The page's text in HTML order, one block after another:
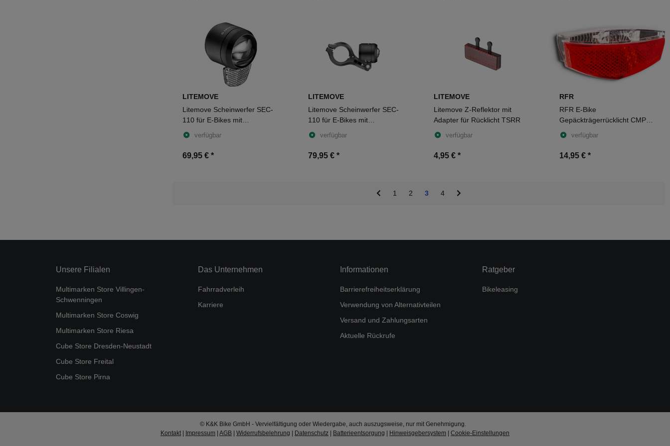
LITEMOVE
Litemove Scheinwerfer SEC-
110 für E-Bikes mit
Gabelhalterung schwarz
verfügbar
69,95 € *
LITEMOVE
Litemove Scheinwerfer SEC-
110 für E-Bikes mit
Lenkerhalter schwarz
verfügbar
79,95 € *
LITEMOVE
Litemove Z-Reflektor mit
Adapter für Rücklicht TSRR
verfügbar
4,95 € *
RFR
RFR E-Bike
Gepäckträgerrücklicht CMPT
black
verfügbar
14,95 € *
1 2 3 4
Unsere Filialen
Multimarken Store Villingen-
Schwenningen
Multimarken Store Coswig
Multimarken Store Riesa
Cube Store Dresden-Neustadt
Cube Store Freital
Cube Store Pirna
Das Unternehmen
Fahrradverleih
Karriere
Informationen
Barrierefreiheitserklärung
Verwendung von Alternativteilen
Versand und Zahlungsarten
Aktuelle Rückrufe
Ratgeber
Bikeleasing
© K&K Bike GmbH - Vervielfältigung oder Wiedergabe, auch auszugsweise, nur mit Genehmigung.
Kontakt
Impressum AGB Widerrufsbelehrung Datenschutz Batterieentsorgung Hinweisgebersystem Cookie-Einstellungen